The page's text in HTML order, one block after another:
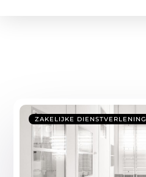
ZAKELIJKE DIENSTVERLENING